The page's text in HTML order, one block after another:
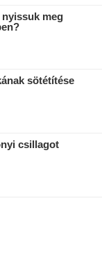
meg
sötétítése
csillagot